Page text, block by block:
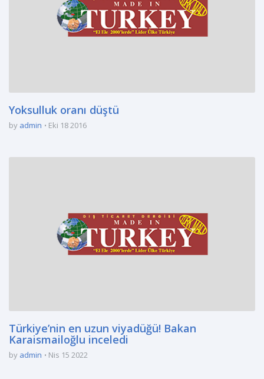
Yoksulluk oranı düştü
by admin Eki 18 2016
Türkiye’nin en uzun viyadüğü! Bakan
Karaismailoğlu inceledi
by admin Nis 15 2022